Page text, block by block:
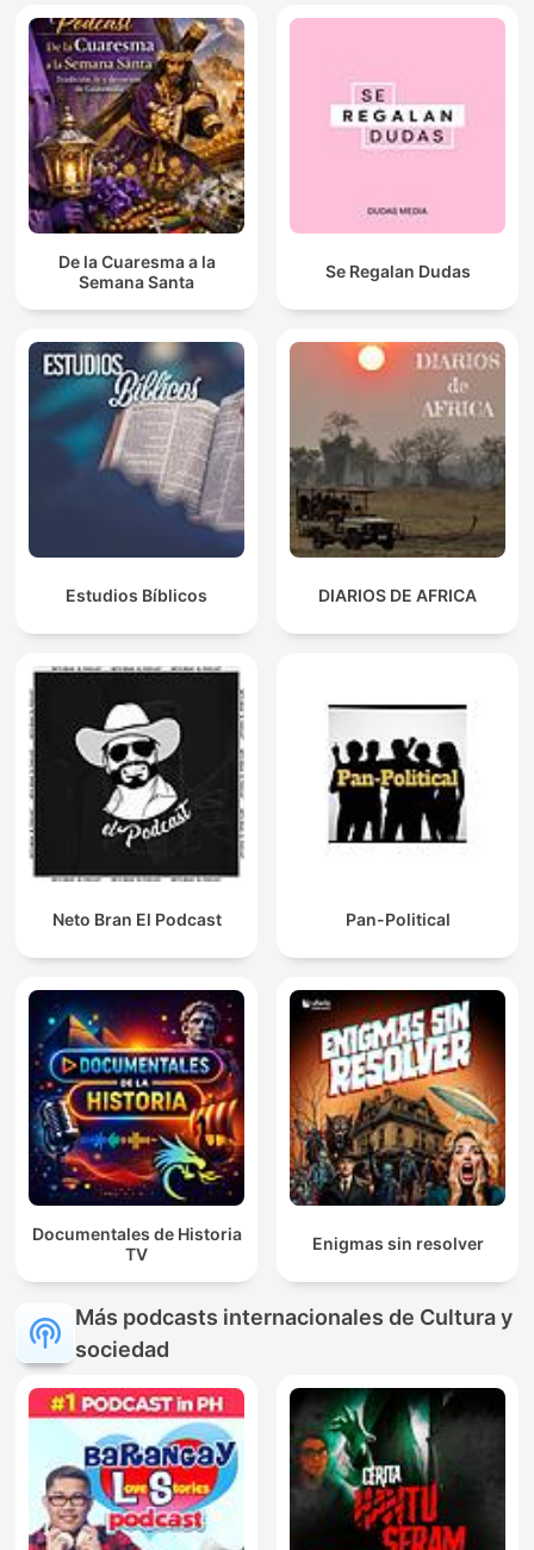
De la Cuaresma a la
Semana Santa
Se Regalan Dudas
Estudios Bíblicos DIARIOS DE AFRICA
Neto Bran El Podcast Pan-Political
Documentales de Historia
TV
Enigmas sin resolver
Más podcasts internacionales de Cultura y
sociedad